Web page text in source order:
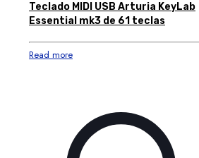
Teclado MIDI USB Arturia KeyLab
Essential mk3 de 61 teclas
Read more